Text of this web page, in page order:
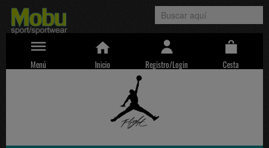
Menú Inicio Registro/Login Cesta